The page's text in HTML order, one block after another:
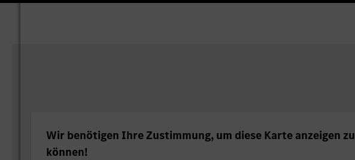
Wir benötigen Ihre Zustimmung, um diese Karte anzeigen zu
können!